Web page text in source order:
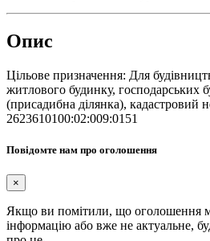
Опис
Цільове призначення: Для
житлового будинку, господарських
(присадибна ділянка), кадастровий
2623610100:02:009:0151
Повідомте нам про оголошення
×
Якщо ви помітили, що оголошення
інформацію або вже не актуальне,